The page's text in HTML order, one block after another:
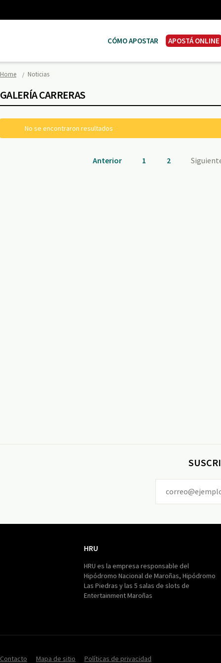
CÓMO APOSTAR APOSTÁ ONLINE
Home Noticias
GALERÍA CARRERAS
No se encontraron resultados
Anterior 1 2
HRU
HRU es la empresa responsable del
Hipódromo Nacional de Maroñas, Hipódromo
Las Piedras y las 5 salas de slots de
Entertainment Maroñas
Contacto Mapa de sitio Políticas de privacidad